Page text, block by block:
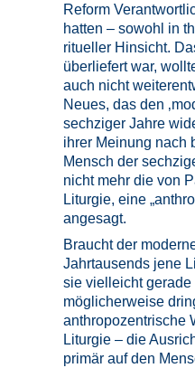
Reform
hatten – sowohl in
ritueller Hinsicht.
überliefert war,
auch nicht
Neues, das den
sechziger Jahre
ihrer Meinung nach
Mensch der
nicht mehr die von
Liturgie, eine
angesagt.
Braucht der
Jahrtausends jene
sie vielleicht
möglicherweise
anthropozentrische
Liturgie – die
primär auf den